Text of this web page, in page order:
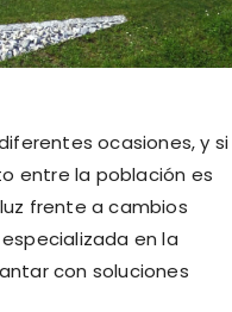
ocasiones, y si
entre la población es
frente a cambios
en la
con soluciones